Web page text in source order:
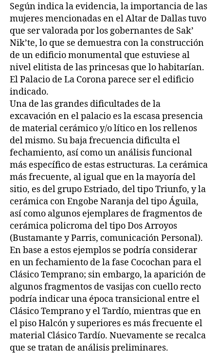
Según indica la evidencia, la importancia de las
mujeres mencionadas en el Altar de Dallas tuvo
que ser valorada por los gobernantes de Sak’
Nik’te, lo que se demuestra con la construcción
de un edificio monumental que estuviese al
nivel elitista de las princesas que lo habitarían.
El Palacio de La Corona parece ser el edificio
indicado.
Una de las grandes dificultades de la
excavación en el palacio es la escasa presencia
de material cerámico y/o lítico en los rellenos
del mismo. Su baja frecuencia dificulta el
fechamiento, así como un análisis funcional
más específico de estas estructuras. La cerámica
más frecuente, al igual que en la mayoría del
sitio, es del grupo Estriado, del tipo Triunfo, y la
cerámica con Engobe Naranja del tipo Águila,
así como algunos ejemplares de fragmentos de
cerámica policroma del tipo Dos Arroyos
(Bustamante y Parris, comunicación Personal).
En base a estos ejemplos se podría considerar
en un fechamiento de la fase Cocochan para el
Clásico Temprano; sin embargo, la aparición de
algunos fragmentos de vasijas con cuello recto
podría indicar una época transicional entre el
Clásico Temprano y el Tardío, mientras que en
el piso Halcón y superiores es más frecuente el
material Clásico Tardío. Nuevamente se recalca
que se tratan de análisis preliminares.